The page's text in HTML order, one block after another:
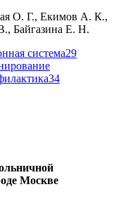
О. Г., Екимов А. К.,
Байгазина Е. Н.
система29
34
Москве